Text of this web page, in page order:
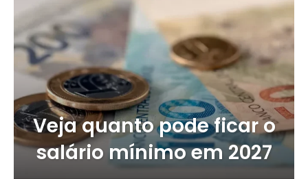
Veja quanto pode ficar o
salário mínimo em 2027